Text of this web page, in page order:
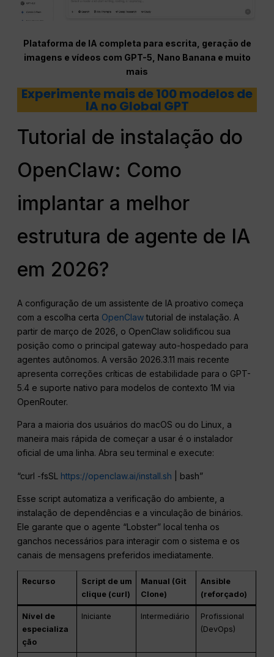
Plataforma de IA completa para escrita, geração de
imagens e vídeos com GPT-5, Nano Banana e muito
mais
Experimente mais de 100 modelos de
IA no Global GPT
Tutorial de instalação do
OpenClaw: Como
implantar a melhor
estrutura de agente de IA
em 2026?
A configuração de um assistente de IA proativo começa
com a escolha certa OpenClawtutorial de instalação. A
partir de março de 2026, o OpenClaw solidificou sua
posição como o principal gateway auto-hospedado para
agentes autônomos. A versão 2026.3.11 mais recente
apresenta correções críticas de estabilidade para o GPT-
5.4 e suporte nativo para modelos de contexto 1M via
OpenRouter.
Para a maioria dos usuários do macOS ou do Linux, a
maneira mais rápida de começar a usar é o instalador
oficial de uma linha. Abra seu terminal e execute:
“curl -fsSL https://openclaw.ai/install.sh | bash”
Esse script automatiza a verificação do ambiente, a
instalação de dependências e a vinculação de binários.
Ele garante que o agente “Lobster” local tenha os
ganchos necessários para interagir com o sistema e os
canais de mensagens preferidos imediatamente.
Recurso
Script de um
clique (curl)
Manual (Git
Clone)
Ansible
(reforçado)
Nível de
especializa
ção
Iniciante Intermediário
Profissional
(DevOps)